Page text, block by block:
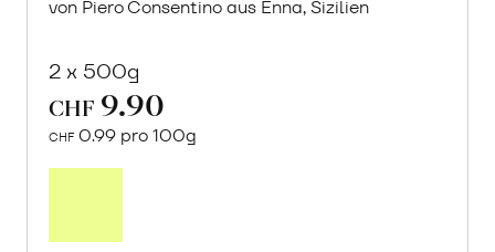
von Piero Consentino aus Enna, Sizilien
2 x 500g
CHF 9.90
CHF 0.99 pro 100g